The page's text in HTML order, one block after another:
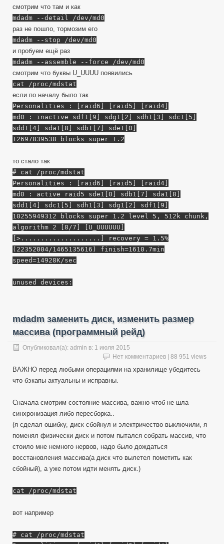
смотрим что там и как
mdadm --detail /dev/md0
раз не пошло, тормозим его
mdadm --stop /dev/md0
и пробуем ещё раз
mdadm --assemble --force /dev/md0
смотрим что буквы U_UUUU появились
cat /proc/mdstat
если по началу было так
Personalities : [raid6] [raid5] [raid4]
md0 : inactive sdf1[9] sdg1[2] sdh1[3] sdc1[5]
sdd1[4] sda1[8] sdb1[7] sde1[0]
12697839538 blocks super 1.2
то стало так
# cat /proc/mdstat
Personalities : [raid6] [raid5] [raid4]
md0 : active raid5 sde1[0] sdb1[7] sda1[8]
sdd1[4] sdc1[5] sdh1[3] sdg1[2] sdf1[9]
10255949312 blocks super 1.2 level 5, 512k chunk,
algorithm 2 [8/7] [U_UUUUUU]
[>....................] recovery = 1.5%
(22352004/1465135616) finish=1610.7min
speed=14928K/sec
unused devices:
mdadm заменить диск, изменить размер
массива (программный рейд)
Опубликовал(а): admin в: 1 июля 2015
Нет комментариев | 88 951 views
ВАЖНО перед любыми операциями на хранилище убедитесь
что бэкапы актуальны и исправны.
Сначала смотрим состояние массива, важно чтоб не шла
синхронизация либо пересборка..
(я сделал ошибку, диск сбойнул и электричество выключили, я
поменял физически диск и потом пытался собрать массив, что
стоило мне немного нервов, надо было дождаться
восстановления массива(а диск что вылетел пометить как
сбойный), а уже потом идти менять диск.)
cat /proc/mdstat
вот например
# cat /proc/mdstat